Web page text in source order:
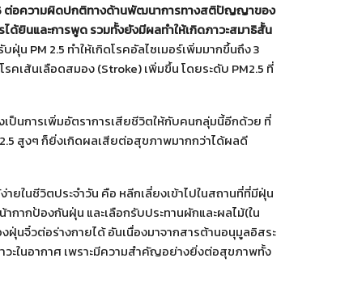
ต่อความผิดปกติทางด้านพัฒนาการทางสติปัญญาของ
นและการพูด รวมทั้งยังมีผลทำให้เกิดภาวะสมาธิสั้น
น PM 2.5 ทำให้เกิดโรคอัลไซเมอร์เพิ่มมากขึ้นถึง 3
คเส้นเลือดสมอง (Stroke) เพิ่มขึ้น โดยระดับ PM2.5 ที่
ป็นการเพิ่มอัตราการเสียชีวิตให้กับคนกลุ่มนี้อีกด้วย ที่
สูงๆ ก็ยิ่งเกิดผลเสียต่อสุขภาพมากกว่าได้ผลดี
ในชีวิตประจำวัน คือ หลีกเลี่ยงเข้าไปในสถานที่ที่มีฝุ่น
กากป้องกันฝุ่น และเลือกรับประทานผักและผลไม้(ใน
นจิ๋วต่อร่างกายได้ อันเนื่องมาจากสารต้านอนุมูลอิสระ
ะในอากาศ เพราะมีความสำคัญอย่างยิ่งต่อสุขภาพทั้ง